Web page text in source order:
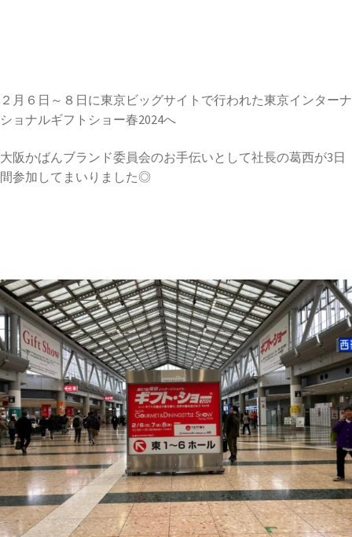
２月６日～８日に東京ビッグサイトで行われた東京インターナ
ショナルギフトショー春2024へ
大阪かばんブランド委員会のお手伝いとして社長の葛西が3日
間参加してまいりました◎